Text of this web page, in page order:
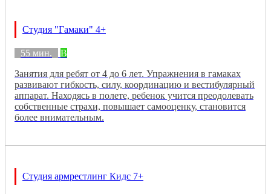
Студия "Гамаки" 4+
55 мин.
B
Занятия для ребят от 4 до 6 лет. Упражнения в гамаках
развивают гибкость, силу, координацию и вестибулярный
аппарат. Находясь в полете, ребенок учится преодолевать
собственные страхи, повышает самооценку, становится
более внимательным.
Студия армрестлинг Кидс 7+